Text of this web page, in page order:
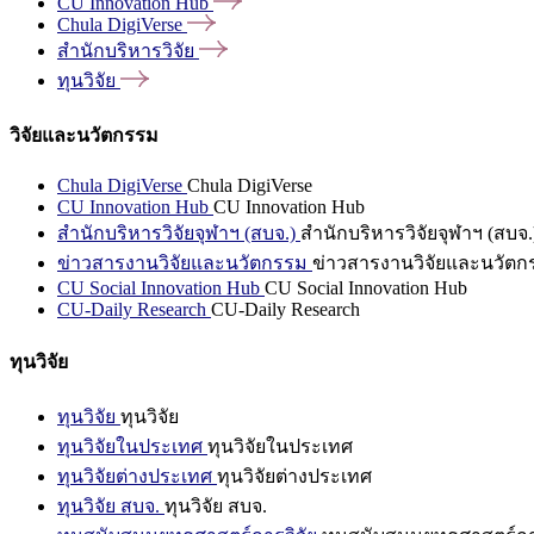
Chula DigiVerse
สำนักบริหารวิจัย
ทุนวิจัย
วิจัยและนวัตกรรม
Chula DigiVerse Chula DigiVerse
CU Innovation Hub CU Innovation Hub
สำนักบริหารวิจัยจุฬาฯ (สบจ.) สำนักบริหารวิจัยจุฬาฯ (สบจ
ข่าวสารงานวิจัยและนวัตกรรม ข่าวสารงานวิจัยและนวัตก
CU Social Innovation Hub CU Social Innovation Hub
CU-Daily Research CU-Daily Research
ทุนวิจัย
ทุนวิจัย ทุนวิจัย
ทุนวิจัยในประเทศ ทุนวิจัยในประเทศ
ทุนวิจัยต่างประเทศ ทุนวิจัยต่างประเทศ
ทุนวิจัย สบจ. ทุนวิจัย สบจ.